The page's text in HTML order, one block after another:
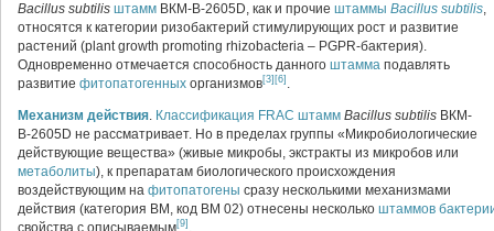
Bacillus subtilis штамм ВКМ-В-2605D, как и прочие штаммы Bacillus subtilis,
относятся к категории ризобактерий стимулирующих рост и развитие
растений (plant growth promoting rhizobacteria – PGPR-бактерия).
Одновременно отмечается способность данного штамма подавлять
развитие фитопатогенных организмов[3] [6] .
Механизм действия. Классификация FRAC штамм Bacillus subtilis ВКМ-
В-2605D не рассматривает. Но в пределах группы «Микробиологические
действующие вещества» (живые микробы, экстракты из микробов или
метаболиты), к препаратам биологического происхождения
воздействующим на фитопатогены сразу несколькими механизмами
действия (категория ВМ, код ВМ 02) отнесены несколько штаммов
свойства с описываемым[9] .